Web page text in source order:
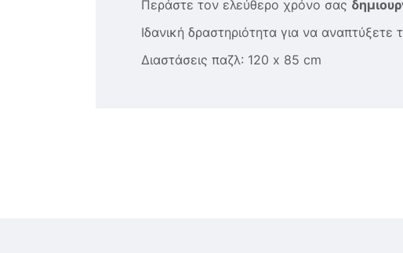
Περάστε τον ελεύθερο χρόνο σας
Ιδανική δραστηριότητα για να αναπτύξετε
Διαστάσεις παζλ: 120 x 85 cm